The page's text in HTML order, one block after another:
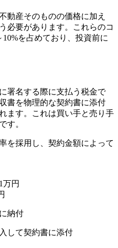
動産そのものの価格に加え
必要があります。これらのコ
を占めており、投資前に
署名する際に支払う税金で
書を物理的な契約書に添付
ます。これは買い手と売り手
す。
を採用し、契約金額によって
万円
納付
して契約書に添付